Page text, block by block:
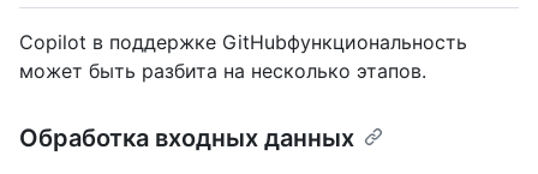
Copilot в поддержке GitHubфункциональность
может быть разбита на несколько этапов.
Обработка входных данных